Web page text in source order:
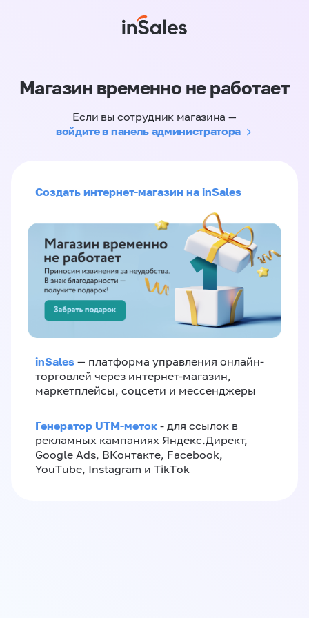
Магазин временно не работает
Если вы сотрудник магазина —
войдите в панель администратора
Создать интернет-магазин на inSales
inSales — платформа управления онлайн-
торговлей через интернет-магазин,
маркетплейсы, соцсети и мессенджеры
Генератор UTM-меток - для ссылок в
рекламных кампаниях Яндекс.Директ,
Google Ads, ВКонтакте, Facebook,
YouTube, Instagram и TikTok